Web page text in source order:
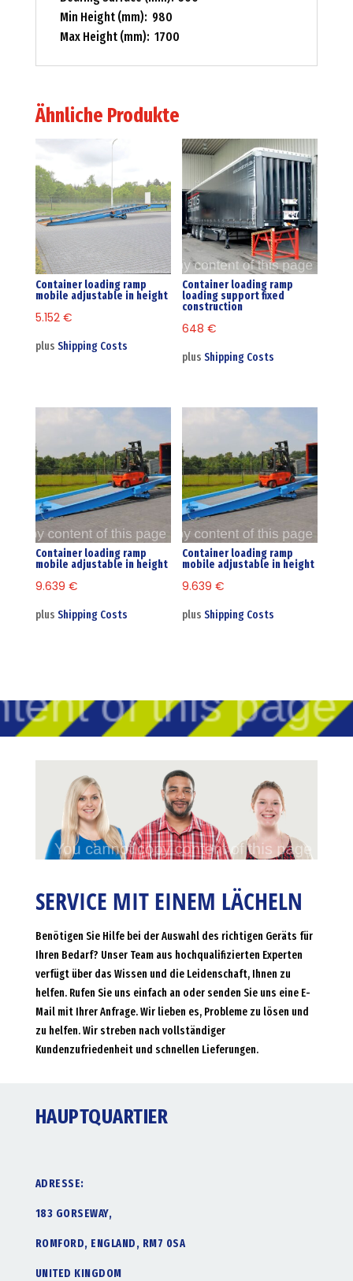
Min Height (mm): 980
Max Height (mm): 1700
Ähnliche Produkte
Container loading ramp
mobile adjustable in height
5.152 €
plus Shipping Costs
Container loading ramp
loading support fixed
construction
648€
plusShipping Costs
Container loading ramp
mobile adjustable in height
9.639 €
plus Shipping Costs
Container loading ramp
mobile adjustable in height
9.639€
plusShipping Costs
SERVICE MIT EINEM LÄCHELN
Benötigen Sie Hilfe bei der Auswahl des richtigen Geräts für
Ihren Bedarf? Unser Team aus hochqualifizierten Experten
verfügt über das Wissen und die Leidenschaft, Ihnen zu
helfen. Rufen Sie uns einfach an oder senden Sie uns eine E-
Mail mit Ihrer Anfrage. Wir lieben es, Probleme zu lösen und
zu helfen. Wir streben nach vollständiger
Kundenzufriedenheit und schnellen Lieferungen.
HAUPTQUARTIER
ADRESSE:
183 GORSEWAY,
ROMFORD, ENGLAND, RM7 0SA
UNITED KINGDOM